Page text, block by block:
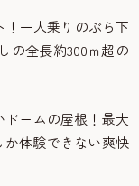
！一人乗りのぶら下
の全長約300ｍ超の
ームの屋根！最大
体験できない爽快